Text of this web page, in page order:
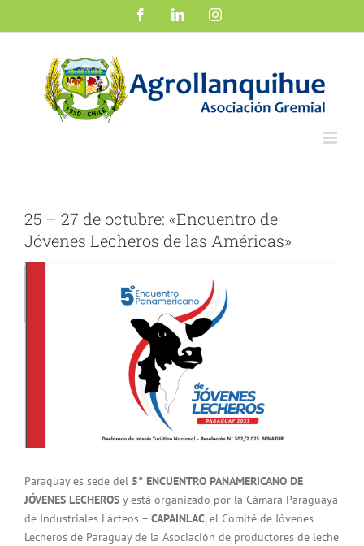
FacebookLinkedInInstagram
25 – 27 de octubre: «Encuentro de
Jóvenes Lecheros de las Américas»
Ver
grande
Paraguay es sede del 5° ENCUENTRO PANAMERICANO DE
JÓVENES LECHEROS y está organizado por la Cámara Paraguaya
de Industriales Lácteos – CAPAINLAC, el Comité de Jóvenes
Lecheros de Paraguay de la Asociación de productores de leche